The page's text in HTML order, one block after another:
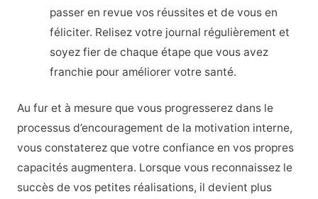
passer en revue vos réussites et de vous en
féliciter. Relisez votre journal régulièrement et
soyez fier de chaque étape que vous avez
franchie pour améliorer votre santé.
Au fur et à mesure que vous progresserez dans le
processus d’encouragement de la motivation interne,
vous constaterez que votre confiance en vos propres
capacités augmentera. Lorsque vous reconnaissez le
succès de vos petites réalisations, il devient plus